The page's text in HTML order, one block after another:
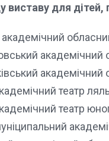
виставу для дітей,
академічний
академічний
театр
театр